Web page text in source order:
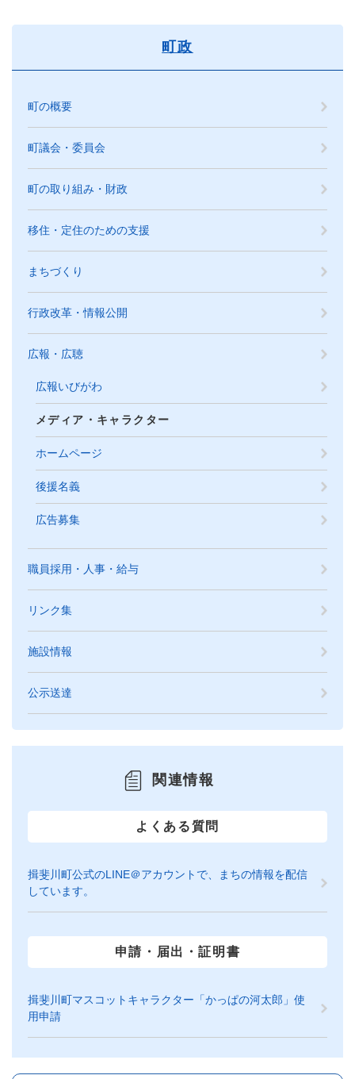
町政
町の概要
町議会・委員会
町の取り組み・財政
移住・定住のための支援
まちづくり
行政改革・情報公開
広報・広聴
広報いびがわ
メディア・キャラクター
ホームページ
後援名義
広告募集
職員採用・人事・給与
リンク集
施設情報
公示送達
関連情報
よくある質問
揖斐川町公式のLINE＠アカウントで、まちの情報を配信
しています。
申請・届出・証明書
揖斐川町マスコットキャラクター「かっぱの河太郎」使
用申請